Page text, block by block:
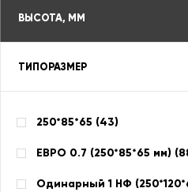
ВЫСОТА, ММ
ТИПОРАЗМЕР
250*85*65 (43)
ЕВРО 0.7 (250*85*65 мм) (
Одинарный 1 НФ